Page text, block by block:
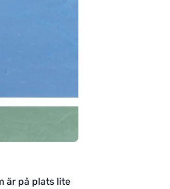
är på plats lite